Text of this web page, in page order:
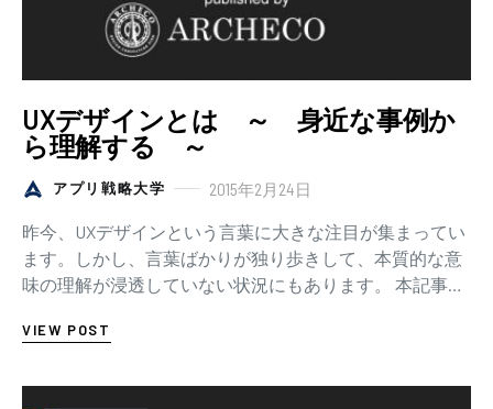
UXデザインとは ～ 身近な事例か
ら理解する ～
アプリ戦略大学 2015年2月24日
昨今、UXデザインという言葉に大きな注目が集まってい
ます。しかし、言葉ばかりが独り歩きして、本質的な意
味の理解が浸透していない状況にもあります。 本記事で
VIEW POST